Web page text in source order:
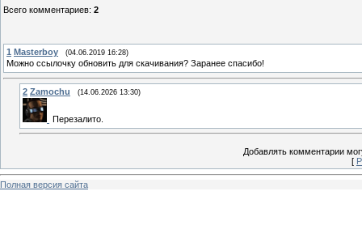
Всего комментариев: 2
1 Masterboy (04.06.2019 16:28)
Можно ссылочку обновить для скачивания? Заранее спасибо!
2 Zamochu (14.06.2026 13:30)
Перезалито.
Добавлять комментарии
[
Полная версия сайта